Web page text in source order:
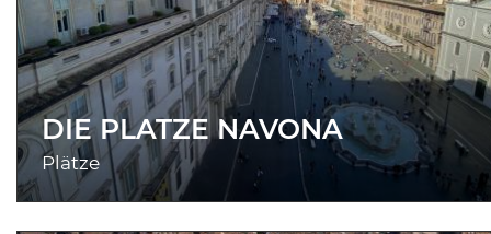
DIE PLATZE NAVONA
Plätze